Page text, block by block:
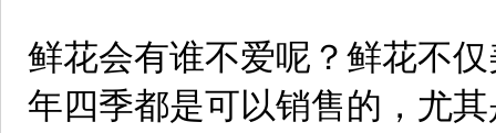
鲜花会有谁不爱呢？鲜花不
年四季都是可以销售的，尤